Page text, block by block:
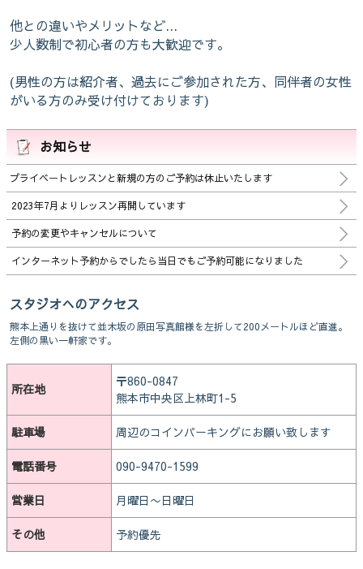
他との違いやメリットなど...
少人数制で初心者の方も大歓迎です。
(男性の方は紹介者、過去にご参加された方、同伴者の女性
がいる方のみ受け付けております)
お知らせ
プライベートレッスンと新規の方のご予約は休止いたします
2023年7月よりレッスン再開しています
予約の変更やキャンセルについて
インターネット予約からでしたら当日でもご予約可能になりました
スタジオへのアクセス
熊本上通りを抜けて並木坂の原田写真館様を左折して200メートルほど直進。
左側の黒い一軒家です。
所在地
〒860-0847
熊本市中央区上林町1-5
駐車場 周辺のコインパーキングにお願い致します
電話番号 090-9470-1599
営業日 月曜日〜日曜日
その他 予約優先